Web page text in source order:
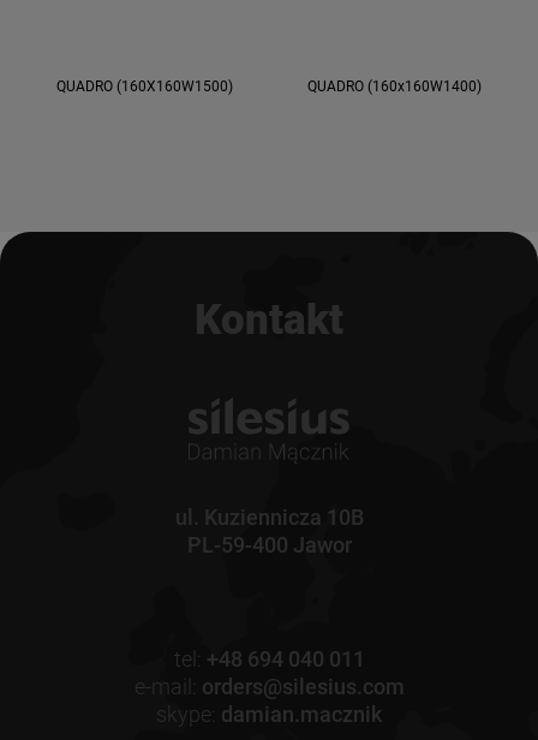
QUADRO (160X160W1500) QUADRO (160x160W1400)
Kontakt
ul. Kuziennicza 10B
PL-59-400 Jawor
tel: +48 694 040 011
e-mail: orders@silesius.com
skype: damian.macznik